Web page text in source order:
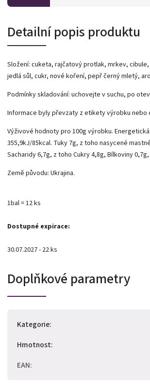
Detailní popis produktu
Složení: cuketa, rajčatový protlak, mrkev,
jedlá sůl, cukr, nové koření, pepř černý mletý,
Podmínky skladování: uchovejte v suchu, po
Informace byly převzaty z etikety výrobku nebo
Výživové hodnoty pro 100g výrobku.
355,9kJ/85kcal. Tuky 7g, z toho nasycené
Sacharidy 6,7g, z toho Cukry 4,8g, Bílkoviny 0,7g,
Země původu: Ukrajina.
1bal = 12 ks
Dostupné expirace:
30.07.2027 - 22 ks
Doplňkové parametry
Kategorie:
Hmotnost:
EAN: